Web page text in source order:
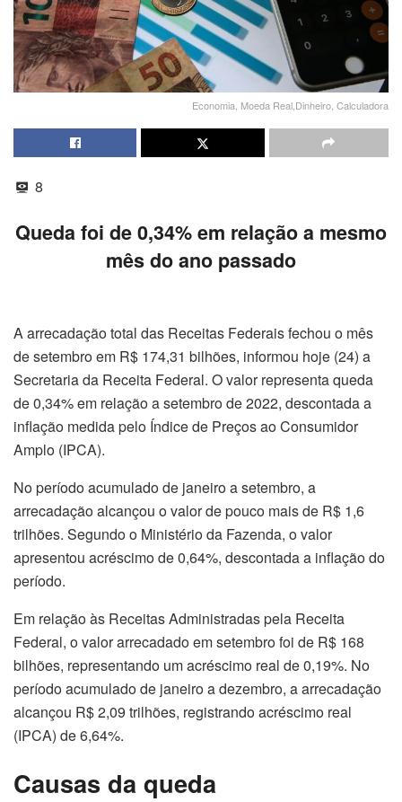
Economia, Moeda Real,Dinheiro, Calculadora
8
Queda foi de 0,34% em relação a mesmo
mês do ano passado
A arrecadação total das Receitas Federais fechou o mês
de setembro em R$ 174,31 bilhões, informou hoje (24) a
Secretaria da Receita Federal. O valor representa queda
de 0,34% em relação a setembro de 2022, descontada a
inflação medida pelo Índice de Preços ao Consumidor
Amplo (IPCA).
No período acumulado de janeiro a setembro, a
arrecadação alcançou o valor de pouco mais de R$ 1,6
trilhões. Segundo o Ministério da Fazenda, o valor
apresentou acréscimo de 0,64%, descontada a inflação do
período.
Em relação às Receitas Administradas pela Receita
Federal, o valor arrecadado em setembro foi de R$ 168
bilhões, representando um acréscimo real de 0,19%. No
período acumulado de janeiro a dezembro, a arrecadação
alcançou R$ 2,09 trilhões, registrando acréscimo real
(IPCA) de 6,64%.
Causas da queda